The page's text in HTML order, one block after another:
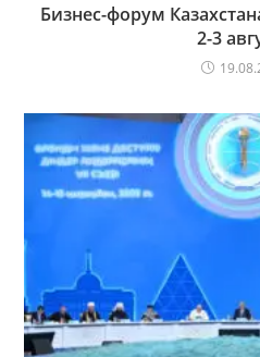
Бизнес-форум
2-3